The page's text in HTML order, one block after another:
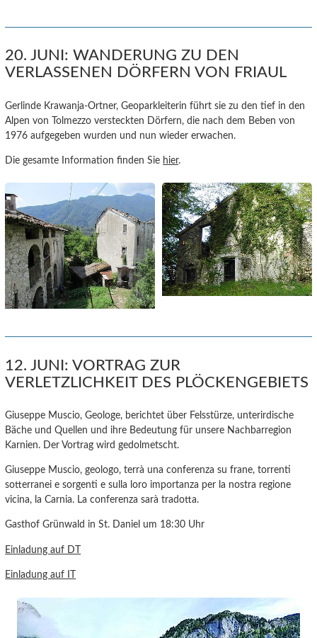
20. JUNI: WANDERUNG ZU DEN
VERLASSENEN DÖRFERN VON FRIAUL
Gerlinde Krawanja-Ortner, Geoparkleiterin führt sie zu den tief in den
Alpen von Tolmezzo versteckten Dörfern, die nach dem Beben von
1976 aufgegeben wurden und nun wieder erwachen.
Die gesamte Information finden Sie hier.
12. JUNI: VORTRAG ZUR
VERLETZLICHKEIT DES PLÖCKENGEBIETS
Giuseppe Muscio, Geologe, berichtet über Felsstürze, unterirdische
Bäche und Quellen und ihre Bedeutung für unsere Nachbarregion
Karnien. Der Vortrag wird gedolmetscht.
Giuseppe Muscio, geologo, terrà una conferenza su frane, torrenti
sotterranei e sorgenti e sulla loro importanza per la nostra regione
vicina, la Carnia. La conferenza sarà tradotta.
Gasthof Grünwald in St. Daniel um 18:30 Uhr
Einladung auf DT
Einladung auf IT